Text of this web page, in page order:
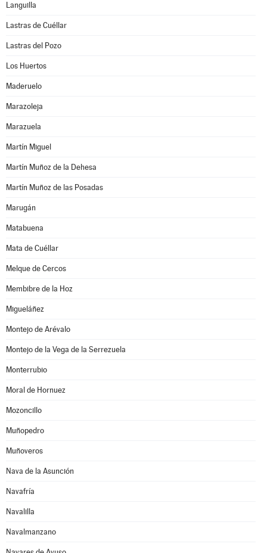
Languilla
Lastras de Cuéllar
Lastras del Pozo
Los Huertos
Maderuelo
Marazoleja
Marazuela
Martín Miguel
Martín Muñoz de la Dehesa
Martín Muñoz de las Posadas
Marugán
Matabuena
Mata de Cuéllar
Melque de Cercos
Membibre de la Hoz
Migueláñez
Montejo de Arévalo
Montejo de la Vega de la Serrezuela
Monterrubio
Moral de Hornuez
Mozoncillo
Muñopedro
Muñoveros
Nava de la Asunción
Navafría
Navalilla
Navalmanzano